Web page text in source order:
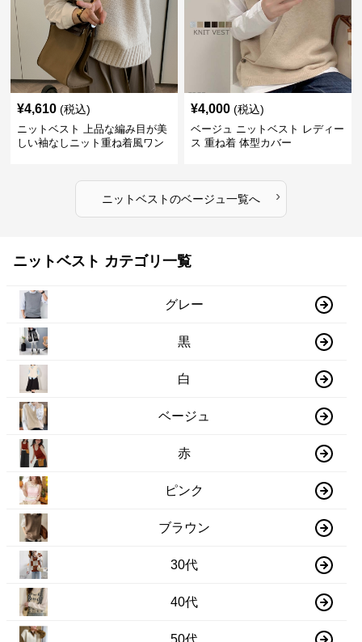
¥4,610 (税込)
ニットベスト 上品な編み目が美
しい袖なしニット重ね着風ワン
¥4,000 (税込)
ベージュ ニットベスト レディー
ス 重ね着 体型カバー
ニットベストのベージュ 一覧へ ›
ニットベスト カテゴリ一覧
グレー
黒
白
ベージュ
赤
ピンク
ブラウン
30代
40代
50代